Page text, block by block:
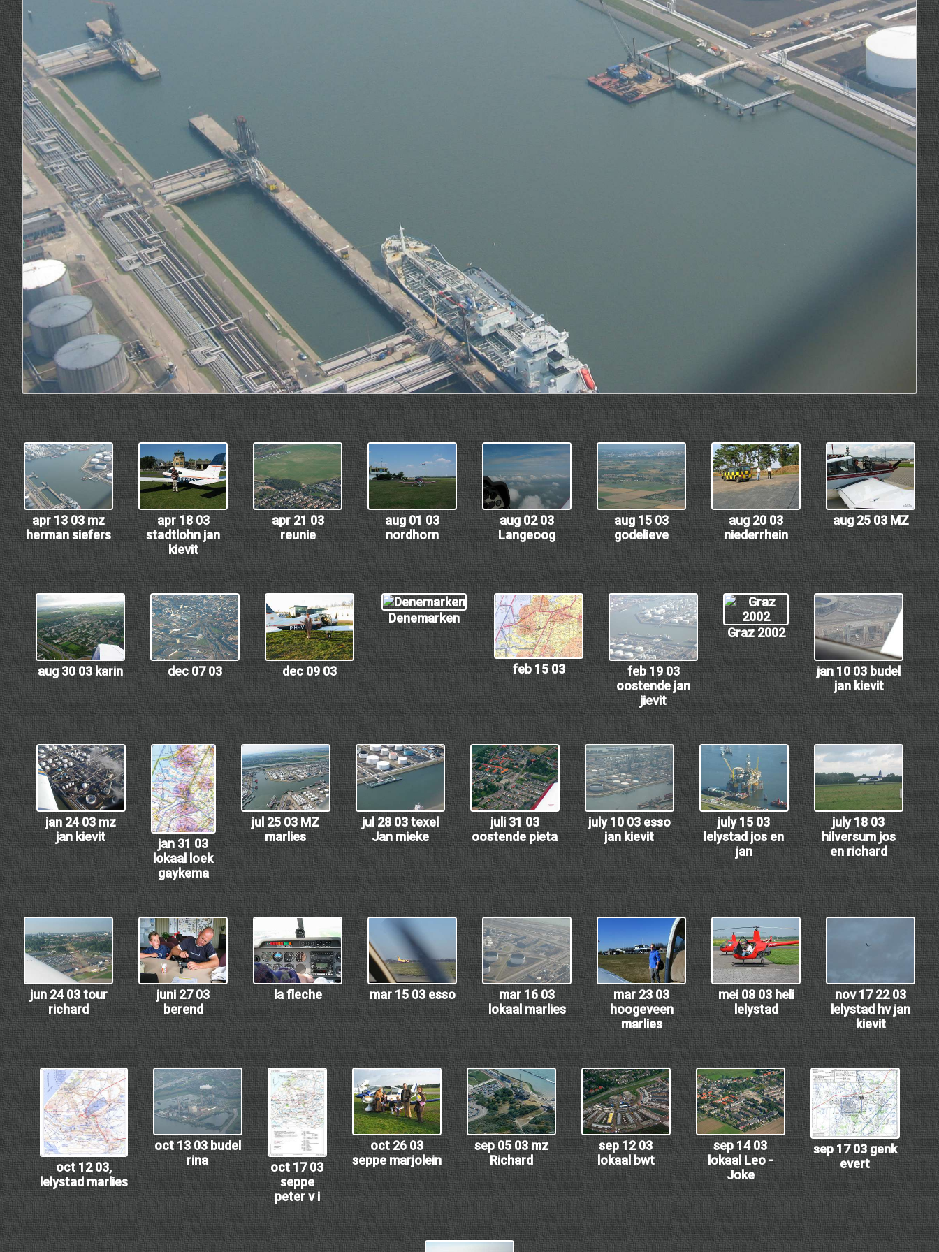
apr 13 03 mz
herman siefers
apr 18 03
stadtlohn jan
kievit
apr 21 03
reunie
aug 01 03
nordhorn
aug 02 03
Langeoog
aug 15 03
godelieve
aug 20 03
niederrhein
aug 25 03 MZ
aug 30 03 karin dec 07 03 dec 09 03
Denemarken
feb 15 03
feb 19 03
oostende jan
jievit
Graz 2002
jan 10 03 budel
jan kievit
jan 24 03 mz
jan kievit
jan 31 03
lokaal loek
gaykema
jul 25 03 MZ
marlies
jul 28 03 texel
Jan mieke
juli 31 03
oostende pieta
july 10 03 esso
jan kievit
july 15 03
lelystad jos en
jan
july 18 03
hilversum jos
en richard
jun 24 03 tour
richard
juni 27 03
berend
la fleche mar 15 03 esso
mar 16 03
lokaal marlies
mar 23 03
hoogeveen
marlies
mei 08 03 heli
lelystad
nov 17 22 03
lelystad hv jan
kievit
oct 12 03,
lelystad marlies
oct 13 03 budel
rina
oct 17 03
seppe
peter v i
oct 26 03
seppe marjolein
sep 05 03 mz
Richard
sep 12 03
lokaal bwt
sep 14 03
lokaal Leo -
Joke
sep 17 03 genk
evert